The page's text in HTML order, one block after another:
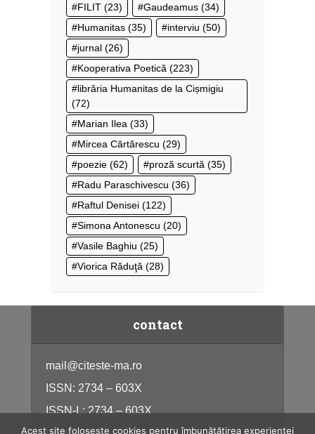
FILIT (23) Gaudeamus (34)
Humanitas (35) interviu (50)
jurnal (26)
Kooperativa Poetică (223)
librăria Humanitas de la Cișmigiu
(72)
Marian Ilea (33)
Mircea Cărtărescu (29)
poezie (62) proză scurtă (35)
Radu Paraschivescu (36)
Raftul Denisei (122)
Simona Antonescu (20)
Vasile Baghiu (25)
Viorica Răduţă (28)
contact
mail@citeste-ma.ro
ISSN: 2734 – 603X
ISSN-L: 2734 – 603X
Acest site folosește cookies pentru îmbunătățirea experienței